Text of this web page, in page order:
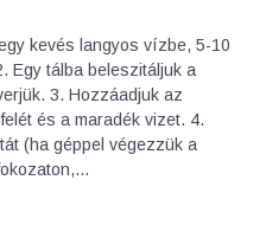
kevés langyos vízbe, 5-10
Egy tálba beleszitáljuk a
3. Hozzáadjuk az
és a maradék vizet. 4.
(ha géppel végezzük a